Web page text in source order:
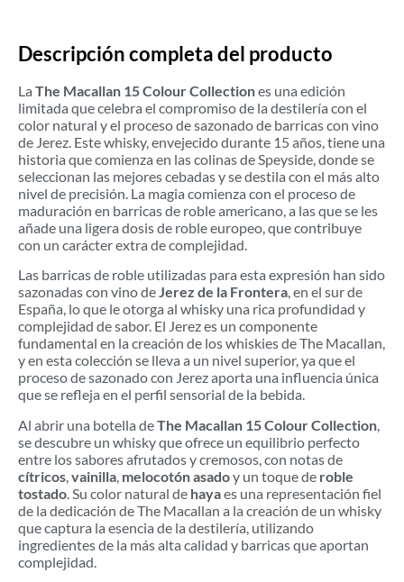
Descripción completa del producto
La The Macallan 15 Colour Collectiones una edición
limitada que celebra el compromiso de la destilería con el
color natural y el proceso de sazonado de barricas con vino
de Jerez. Este whisky, envejecido durante 15 años, tiene una
historia que comienza en las colinas de Speyside, donde se
seleccionan las mejores cebadas y se destila con el más alto
nivel de precisión. La magia comienza con el proceso de
maduración en barricas de roble americano, a las que se les
añade una ligera dosis de roble europeo, que contribuye
con un carácter extra de complejidad.
Las barricas de roble utilizadas para esta expresión han sido
sazonadas con vino deJerez de la Frontera, en el sur de
España, lo que le otorga al whisky una rica profundidad y
complejidad de sabor. El Jerez es un componente
fundamental en la creación de los whiskies de The Macallan,
y en esta colección se lleva a un nivel superior, ya que el
proceso de sazonado con Jerez aporta una influencia única
que se refleja en el perfil sensorial de la bebida.
Al abrir una botella deThe Macallan 15 Colour Collection
se descubre un whisky que ofrece un equilibrio perfecto
entre los sabores afrutados y cremosos, con notas de
cítricos vainilla melocotón asadoy un toque de roble
tostado . Su color natural de hayaes una representación fiel
de la dedicación de The Macallan a la creación de un whisky
que captura la esencia de la destilería, utilizando
ingredientes de la más alta calidad y barricas que aportan
complejidad.